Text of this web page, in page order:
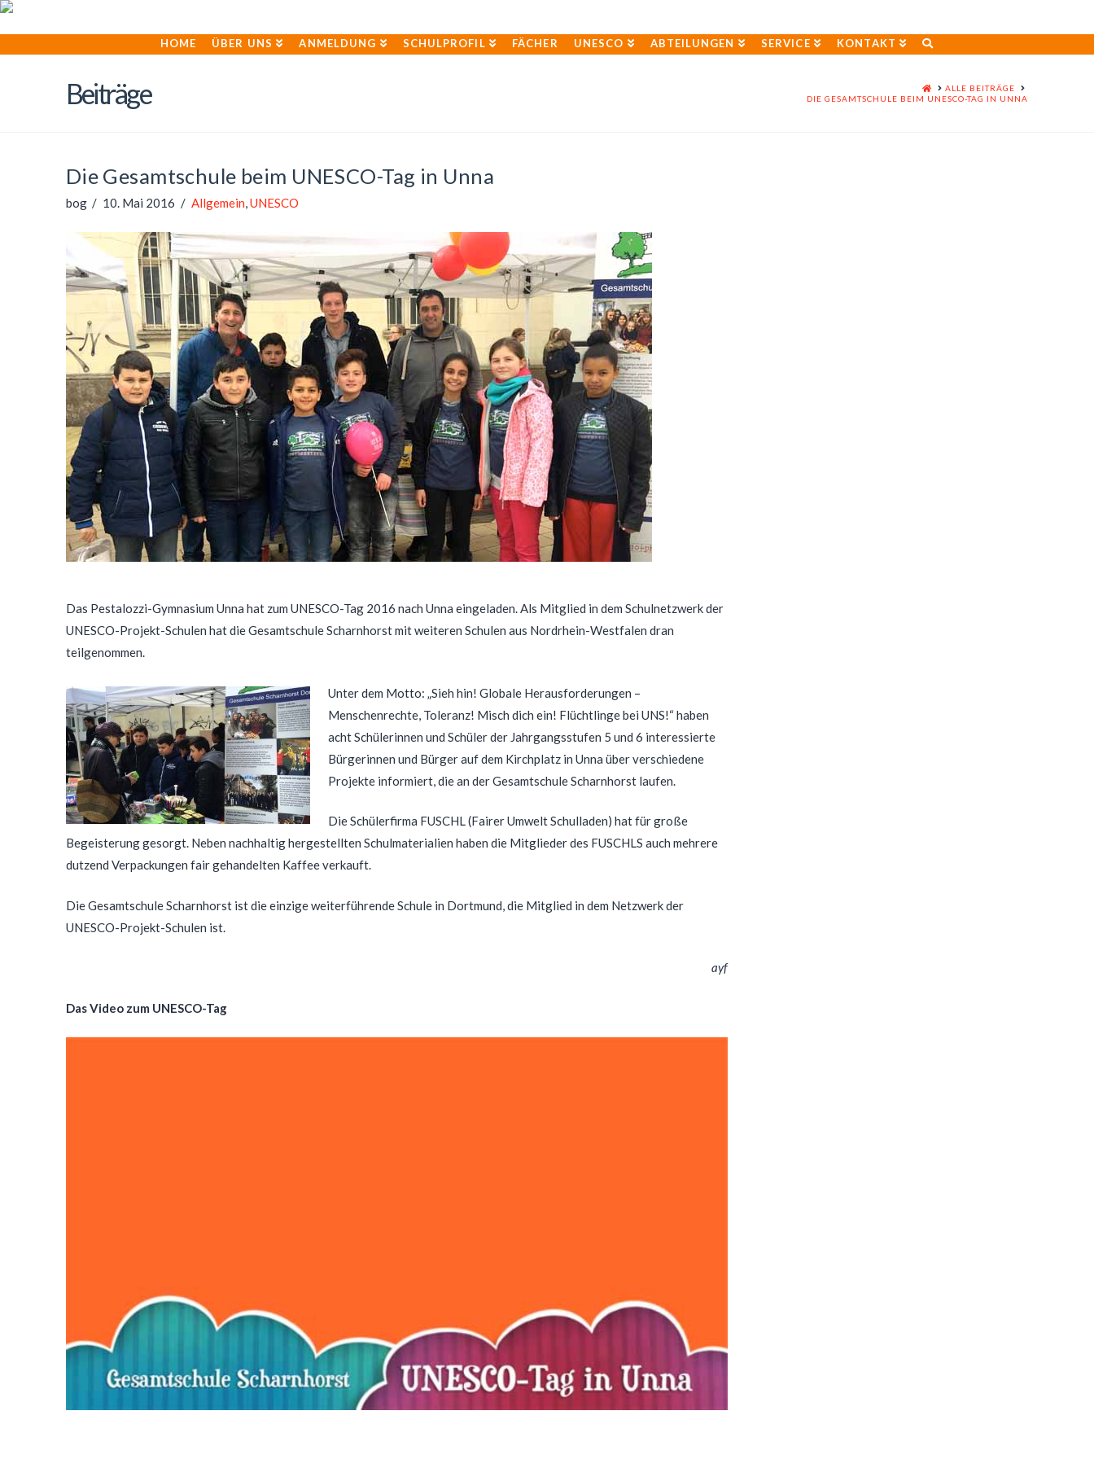
HOME ÜBER UNS ANMELDUNG SCHULPROFIL FÄCHER UNESCO ABTEILUNGEN SERVICE KONTAKT
Beiträge HOMEALLE BEITRÄGE
DIE GESAMTSCHULE BEIM UNESCO-TAG IN UNNA
Die Gesamtschule beim UNESCO-Tag in Unna
bog 10. Mai 2016 Allgemein UNESCO
Das Pestalozzi-Gymnasium Unna hat zum UNESCO-Tag 2016 nach Unna eingeladen. Als Mitglied in dem Schulnetzwerk der
UNESCO-Projekt-Schulen hat die Gesamtschule Scharnhorst mit weiteren Schulen aus Nordrhein-Westfalen dran
teilgenommen.
Unter dem Motto: „Sieh hin! Globale Herausforderungen –
Menschenrechte, Toleranz! Misch dich ein! Flüchtlinge bei UNS!“ haben
acht Schülerinnen und Schüler der Jahrgangsstufen 5 und 6 interessierte
Bürgerinnen und Bürger auf dem Kirchplatz in Unna über verschiedene
Projekte informiert, die an der Gesamtschule Scharnhorst laufen.
Die Schülerfirma FUSCHL (Fairer Umwelt Schulladen) hat für große
Begeisterung gesorgt. Neben nachhaltig hergestellten Schulmaterialien haben die Mitglieder des FUSCHLS auch mehrere
dutzend Verpackungen fair gehandelten Kaffee verkauft.
Die Gesamtschule Scharnhorst ist die einzige weiterführende Schule in Dortmund, die Mitglied in dem Netzwerk der
UNESCO-Projekt-Schulen ist.
ayf
Das Video zum UNESCO-Tag